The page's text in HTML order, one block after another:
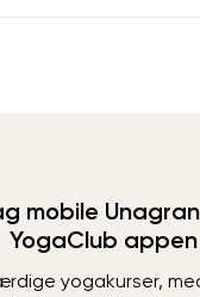
mobile
YogaClub appen
yogakurser,